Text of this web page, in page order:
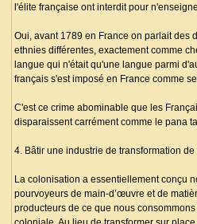
l'élite française ont interdit pour
Oui, avant 1789 en France on parlait des
ethnies différentes, exactement comme
langue qui n'était qu'une langue parmi
français s'est imposé en France comme
C'est ce crime abominable que les
disparaissent carrément comme le pana
4. Bâtir une industrie de transformation
La colonisation a essentiellement conçu
pourvoyeurs de main-d’œuvre et de
producteurs de ce que nous